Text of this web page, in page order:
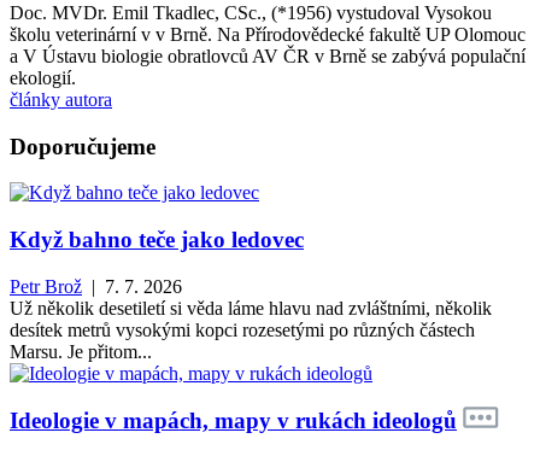
Doc. MVDr. Emil Tkadlec, CSc., (*1956) vystudoval Vysokou
školu veterinární v v Brně. Na Přírodovědecké fakultě UP Olomouc
a V Ústavu biologie obratlovců AV ČR v Brně se zabývá populační
ekologií.
články autora
Doporučujeme
Když bahno teče jako ledovec
Petr Brož | 7. 7. 2026
Už několik desetiletí si věda láme hlavu nad zvláštními, několik
desítek metrů vysokými kopci rozesetými po různých částech
Marsu. Je přitom...
Ideologie v mapách, mapy v rukách ideologů